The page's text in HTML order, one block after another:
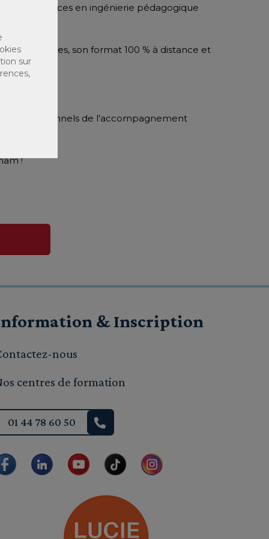
compétences en ingénierie pédagogique
son format 100 % à distance et
et professionnels de l'accompagnement
!
& Inscription
nous
centres de formation
01 44 78 60 50
sur